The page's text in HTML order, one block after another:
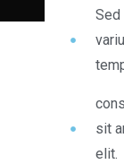
Sed
sit
elit.